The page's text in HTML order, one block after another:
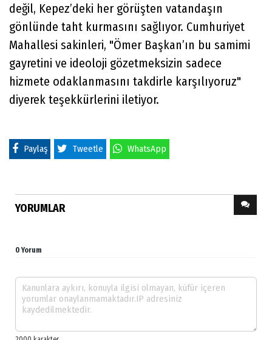
değil, Kepez’deki her görüşten vatandaşın
gönlünde taht kurmasını sağlıyor. Cumhuriyet
Mahallesi sakinleri, "Ömer Başkan’ın bu samimi
gayretini ve ideoloji gözetmeksizin sadece
hizmete odaklanmasını takdirle karşılıyoruz"
diyerek teşekkürlerini iletiyor.
Paylaş Tweetle WhatsApp
YORUMLAR
0 Yorum